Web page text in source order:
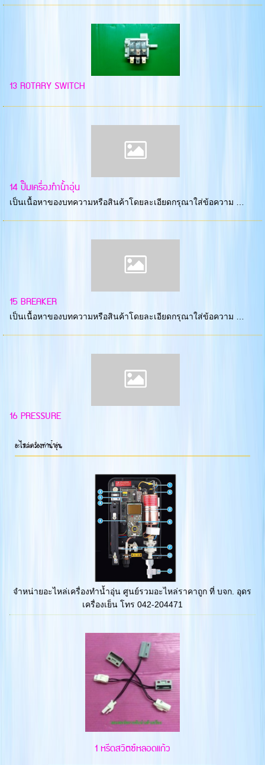
13 ROTARY SWITCH
14 ปั๊มเครื่องทำน้ำอุ่น
เป็นเนื้อหาของบทความหรือสินค้าโดยละเอียดกรุณาใส่ข้อความ …
15 BREAKER
เป็นเนื้อหาของบทความหรือสินค้าโดยละเอียดกรุณาใส่ข้อความ …
16 PRESSURE
อะไหล่เครื่องทำน้ำอุ่น
จำหน่ายอะไหล่เครื่องทำน้ำอุ่น ศูนย์รวมอะไหล่ราคาถูก ที่ บจก. อุดร
เครื่องเย็น โทร 042-204471
1 หรีดสวิตซ์หลอดแก้ว